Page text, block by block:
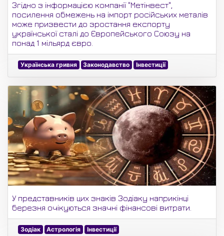
Згідно з інформацією компанії "Метінвест",
посилення обмежень на імпорт російських металів
може призвести до зростання експорту
української сталі до Європейського Союзу на
понад 1 мільярд євро.
Українська гривня Законодавство Інвестиції
У представників цих знаків Зодіаку наприкінці
березня очікуються значні фінансові витрати.
Зодіак Астрологія Інвестиції